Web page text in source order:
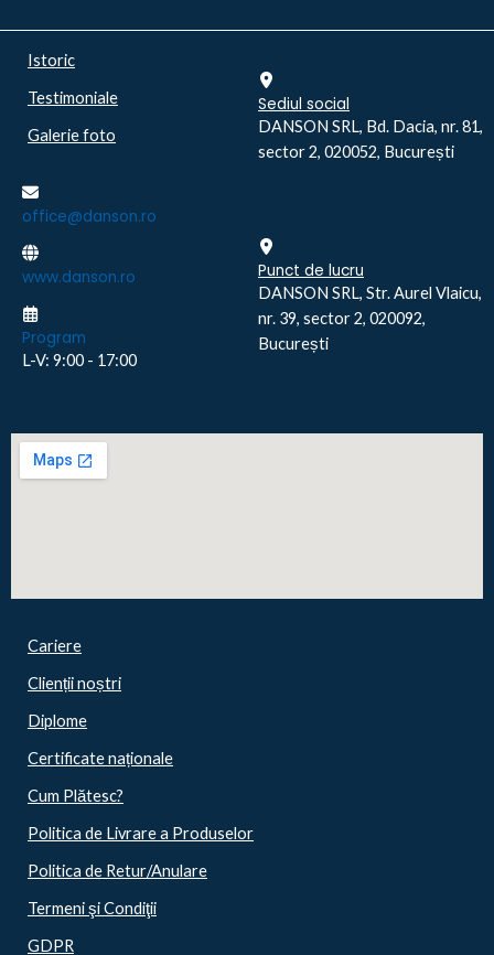
Istoric
Testimoniale
Galerie foto
office@danson.ro
www.danson.ro
Program
L-V: 9:00 - 17:00
Sediul social
DANSON SRL, Bd. Dacia, nr. 81,
sector 2, 020052, București
Punct de lucru
DANSON SRL, Str. Aurel Vlaicu,
nr. 39, sector 2, 020092,
București
Cariere
Clienții noștri
Diplome
Certificate naționale
Cum Plătesc?
Politica de Livrare a Produselor
Politica de Retur/Anulare
Termeni şi Condiţii
GDPR